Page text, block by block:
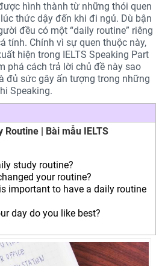
hình thành từ những thói quen
thức dậy đến khi đi ngủ. Dù bận
đều có một “daily routine” riêng
tính. Chính vì sự quen thuộc này,
hiện trong IELTS Speaking Part
phá cách trả lời chủ đề này sao
đủ sức gây ấn tượng trong những
Speaking.
Routine | Bài mẫu IELTS
study routine?
your routine?
important to have a daily routine
day do you like best?